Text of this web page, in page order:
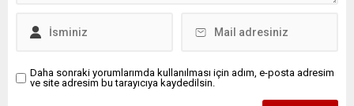
Daha sonraki yorumlarımda kullanılması için adım, e-posta adresim
ve site adresim bu tarayıcıya kaydedilsin.